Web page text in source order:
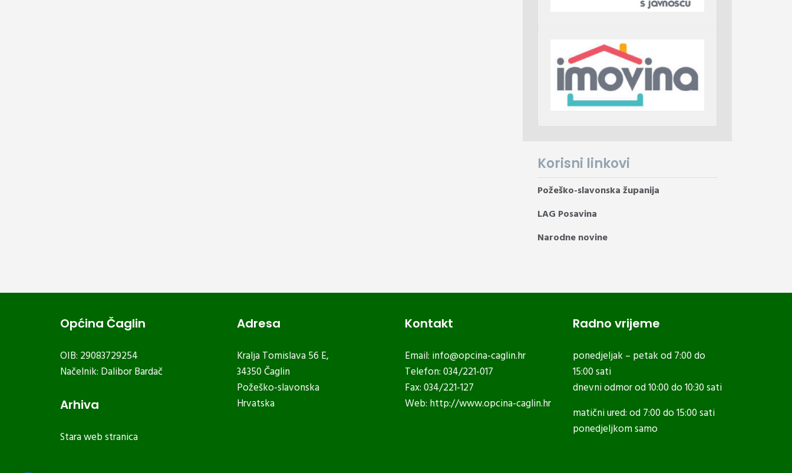
Korisni linkovi
Požeško-slavonska županija
LAG Posavina
Narodne novine
Općina Čaglin
OIB: 29083729254
Načelnik: Dalibor Bardač
Arhiva
Stara web stranica
Adresa
Kralja Tomislava 56 E,
34350 Čaglin
Požeško-slavonska
Hrvatska
Kontakt
Email: info@opcina-caglin.hr
Telefon: 034/221-017
Fax: 034/221-127
Web: http://www.opcina-caglin.hr
Radno vrijeme
ponedjeljak – petak od 7:00 do
15:00 sati
dnevni odmor od 10:00 do 10:30 sati
matični ured: od 7:00 do 15:00 sati
ponedjeljkom samo